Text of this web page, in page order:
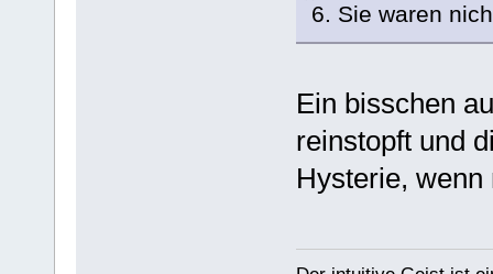
6. Sie waren
Ein bisschen
reinstopft und
Hysterie,